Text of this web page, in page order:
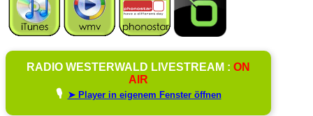
RADIO WESTERWALD LIVESTREAM : ON
AIR
🎙️ ➤ Player in eigenem Fenster öffnen